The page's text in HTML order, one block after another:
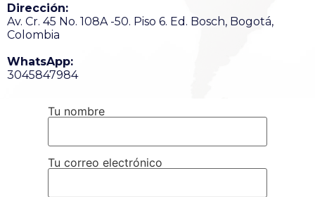
Dirección:
Av. Cr. 45 No. 108A -50. Piso 6. Ed. Bosch, Bogotá,
Colombia
WhatsApp:
3045847984
Tu nombre
Tu correo electrónico